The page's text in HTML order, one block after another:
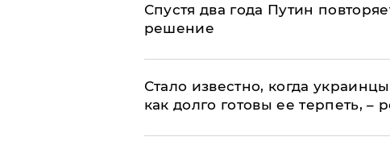
Спустя два года Путин
решение
Стало известно, когда
как долго готовы ее терпеть, –